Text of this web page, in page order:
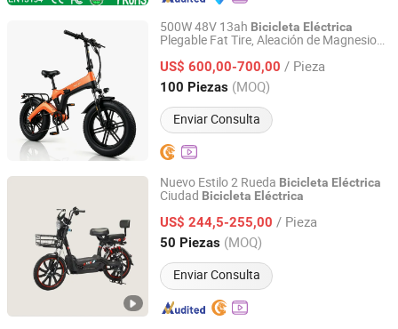
500W 48V 13ah Bicicleta Eléctrica
Plegable Fat Tire, Aleación de Magnesio
todoterreno
US$ 600,00-700,00 / Pieza
100 Piezas (MOQ)
Enviar Consulta
Tianjin Huixin Yao Technology Development Co., Ltd.
Tianjin, China Desde 2025
Nuevo Estilo 2 Rueda Bicicleta Eléctrica
Ciudad Bicicleta Eléctrica
US$ 244,5-255,00 / Pieza
50 Piezas (MOQ)
Enviar Consulta
Xingtai Pinda Vehicle Industry Co., Ltd.
Hebei, China Desde 2026